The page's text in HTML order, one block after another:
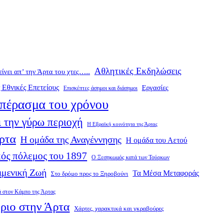
απ’ την Άρτα του χτες….. Αθλητικές Εκδηλώσεις
Εθνικές Επετείους Επισκέπτες άσημοι και διάσημοι Εργασίες
του χρόνου
γύρω περιοχή Η Εβραϊκή κοινότητα της Άρτας
Η ομάδα της Αναγέννησης Η ομάδα του Αετού
πόλεμος του 1897 Ο Ξεσηκωμός κατά των Τούρκων
Ζωή Στο δρόμο προς το Ξηροβούνι Τα Μέσα Μεταφοράς
στον Κάμπο της Άρτας
στην Άρτα Χάρτες, χαρακτικά και γκραβούρες